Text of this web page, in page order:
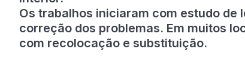
Os trabalhos iniciaram com estudo
correção dos problemas. Em muitos
com recolocação e substituição.